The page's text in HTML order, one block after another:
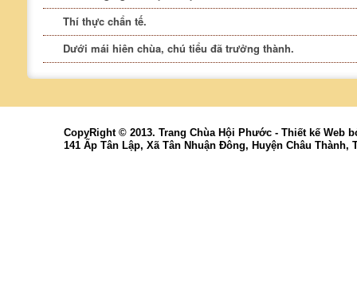
Thí thực chẩn tế.
Dưới mái hiên chùa, chú tiểu đã trưởng thành.
CopyRight © 2013. Trang Chùa Hội Phước - Thiết kế Web
141 Ấp Tân Lập, Xã Tân Nhuận Đông, Huyện Châu Thành,